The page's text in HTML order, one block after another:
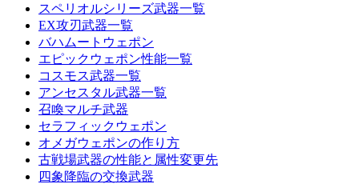
スペリオルシリーズ武器一覧
EX攻刃武器一覧
バハムートウェポン
エピックウェポン性能一覧
コスモス武器一覧
アンセスタル武器一覧
召喚マルチ武器
セラフィックウェポン
オメガウェポンの作り方
古戦場武器の性能と属性変更先
四象降臨の交換武器